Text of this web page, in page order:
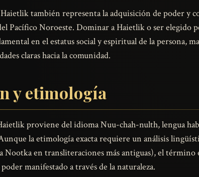
también representa la adquisición de poder y
Pacífico Noroeste. Dominar a Haietlik o ser elegido
en el estatus social y espiritual de la persona,
claras hacia la comunidad.
y etimología
proviene del idioma Nuu-chah-nulth, lengua
la etimología exacta requiere un análisis
Nootka en transliteraciones más antiguas), el
manifestado a través de la naturaleza.